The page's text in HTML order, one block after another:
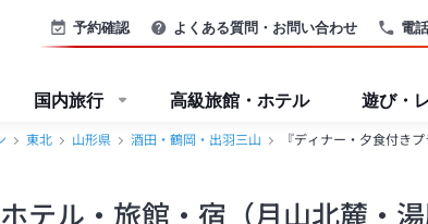
電
予約確認 よくある質問・お問い合わせ
国内旅行 高級旅館・ホテル 遊び・
東北 山形県 酒田・鶴岡・出羽三山 『ディナー・夕食付き
テル・旅館・宿（月山北麓・湯